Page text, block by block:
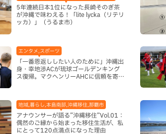
5年連続日本1位になった長崎そのぎ茶
が沖縄で味わえる！「lite lycka（リテリ
ッカ）」（うるま市）
エンタメ,スポーツ
「一番恩返ししたい人のために」沖縄出
身・幸地渉ACが琉球ゴールデンキング
ス復帰。マクヘンリーAHCに信頼を寄せ
地域,暮らし,本島南部,沖縄移住,那覇市
アナウンサーが語る”沖縄移住”Vol.01：
偶然のご縁から始まった移住生活が、私
にとって120点満点になった理由